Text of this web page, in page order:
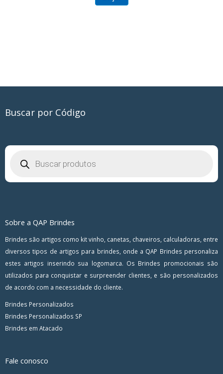
Buscar por Código
Sobre a QAP Brindes
Brindes são artigos como kit vinho, canetas, chaveiros, calculadoras, entre
diversos tipos de artigos para brindes, onde a QAP Brindes personaliza
estes artigos inserindo sua logomarca. Os Brindes promocionais são
utilizados para conquistar e surpreender clientes, e são personalizados
de acordo com a necessidade do cliente.
Brindes Personalizados
Brindes Personalizados SP
Brindes em Atacado
Fale conosco